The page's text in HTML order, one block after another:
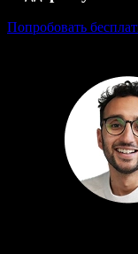
Попробовать